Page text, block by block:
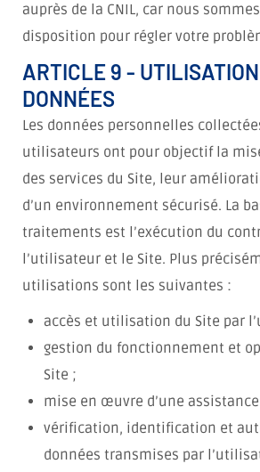
auprès de la CNIL, car nous
disposition pour régler votre
ARTICLE 9 -
DONNÉES
Les données personnelles
utilisateurs ont pour objectif la
des services du Site, leur
d’un environnement sécurisé. La
traitements est l’exécution du
l’utilisateur et le Site. Plus
utilisations sont les suivantes :
accès et utilisation du Site par
gestion du fonctionnement et
Site ;
mise en œuvre d’une
vérification, identification et
données transmises par